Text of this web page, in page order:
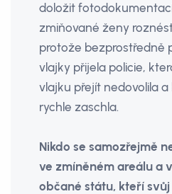
doložit
zmiňované ženy
protože bezprostředně
vlajky přijela policie,
vlajku přejít nedovolila
rychle zaschla.
Nikdo se samozřejmě
ve zmíněném areálu a
občané státu, kteří